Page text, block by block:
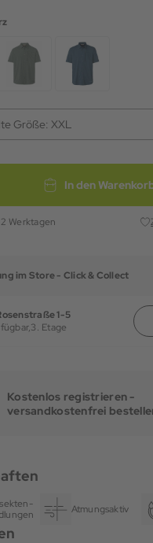
Größe: XXL
In den
Werktagen
im Store - Click & Collect
1-5
3. Etage
Kostenlos registrieren -
versandkostenfrei
Atmungsaktiv